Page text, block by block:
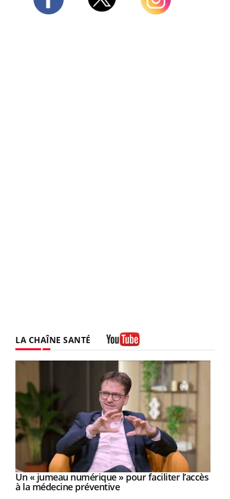
LA CHAÎNE SANTÉ
Youtube
Un « jumeau numérique » pour faciliter l’accès
à la médecine préventiveYoutube